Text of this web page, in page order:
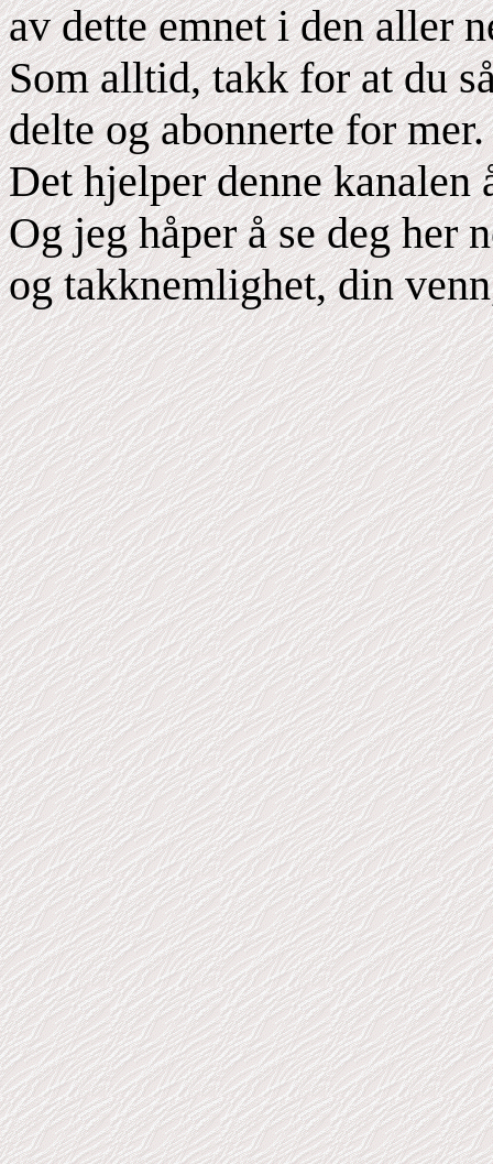
av dette emnet i den aller
Som alltid, takk for at du
delte og abonnerte for mer.
Det hjelper denne kanalen
Og jeg håper å se deg her
og takknemlighet, din